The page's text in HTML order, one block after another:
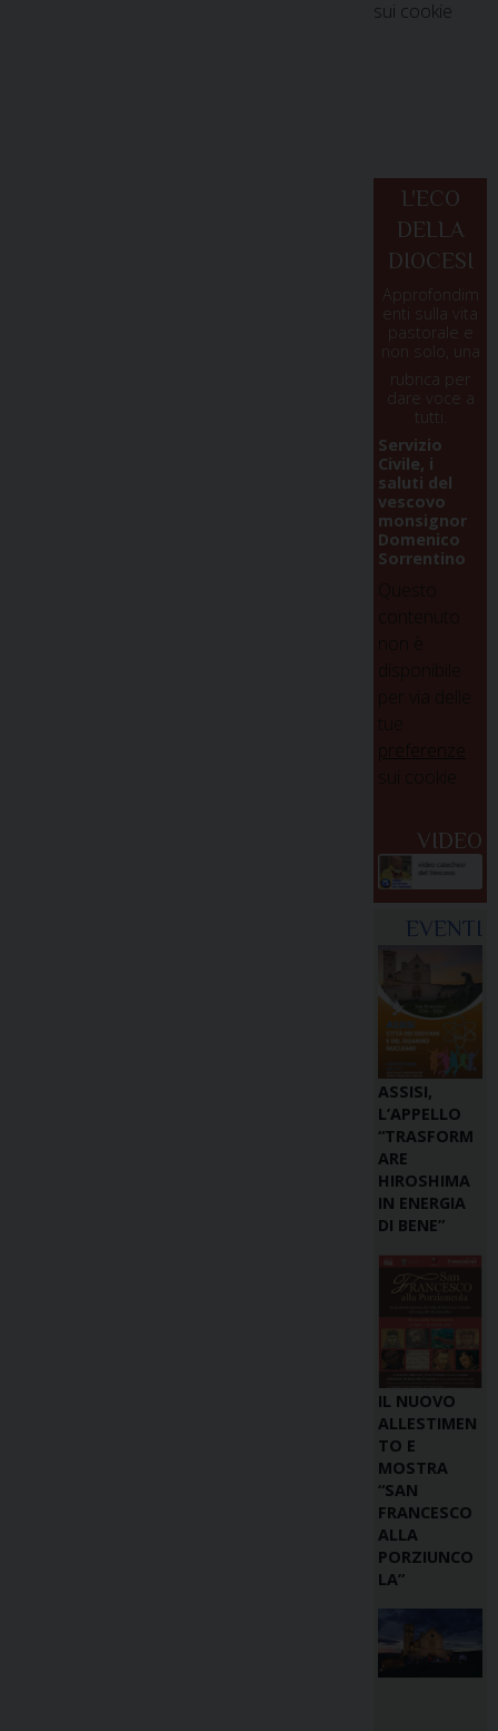
sui cookie
L'ECO
DELLA
DIOCESI
Approfondim
enti sulla vita
pastorale e
non solo, una
rubrica per
dare voce a
tutti.
Servizio
Civile, i
saluti del
vescovo
monsignor
Domenico
Sorrentino
VIDEO
EVENTI
ASSISI,
L’APPELLO
“TRASFORM
ARE
HIROSHIMA
IN ENERGIA
DI BENE”
IL NUOVO
ALLESTIMEN
TO E
MOSTRA
“SAN
FRANCESCO
ALLA
PORZIUNCO
LA”